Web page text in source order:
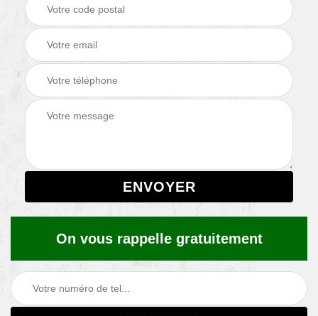
On vous rappelle gratuitement